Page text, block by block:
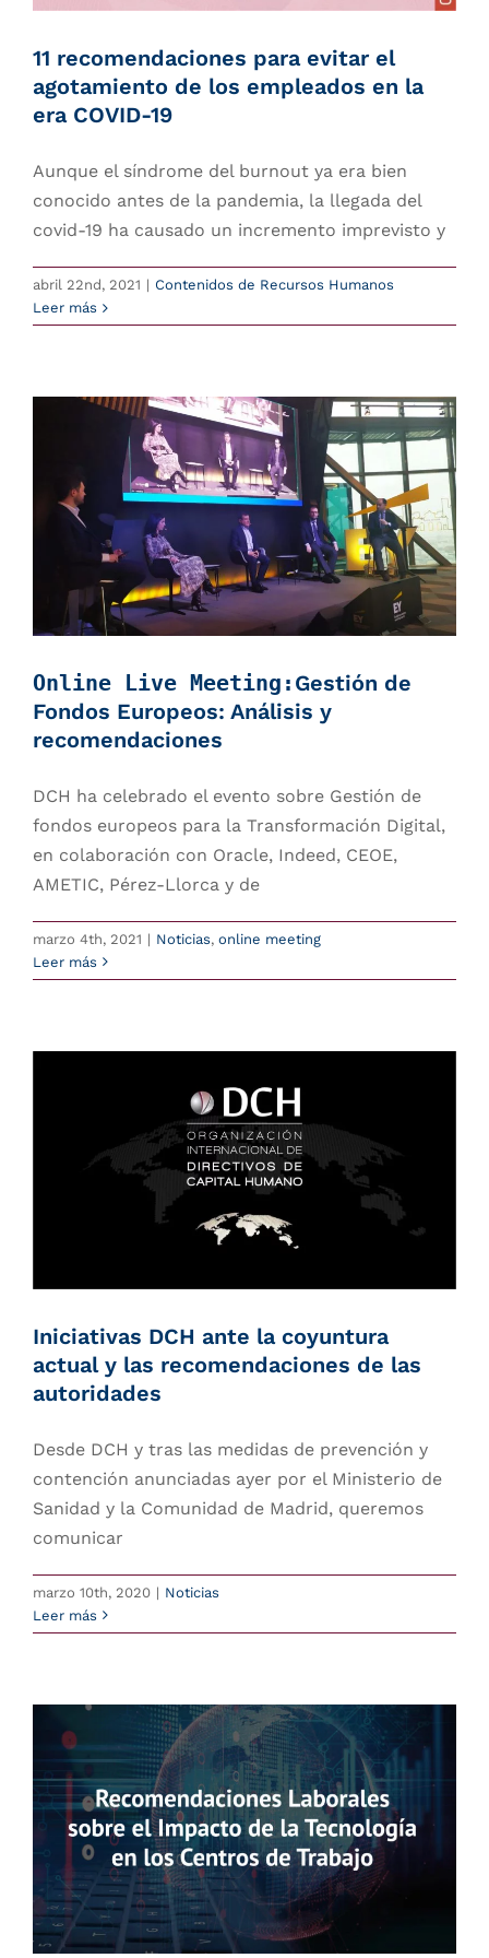
DCH Research
Contacto
login
España
11 recomendaciones para evitar el
agotamiento de los empleados en la
era COVID-19
Aunque el síndrome del burnout ya era bien
conocido antes de la pandemia, la llegada del
covid-19 ha causado un incremento imprevisto y
abril 22nd, 2021 | Contenidos de Recursos Humanos
Leer más
Online Live Meeting: Gestión de
Fondos Europeos: Análisis y
recomendaciones
DCH ha celebrado el evento sobre Gestión de
fondos europeos para la Transformación Digital,
en colaboración con Oracle, Indeed, CEOE,
AMETIC, Pérez-Llorca y de
marzo 4th, 2021 | Noticias, online meeting
Leer más
Iniciativas DCH ante la coyuntura
actual y las recomendaciones de las
autoridades
Desde DCH y tras las medidas de prevención y
contención anunciadas ayer por el Ministerio de
Sanidad y la Comunidad de Madrid, queremos
comunicar
marzo 10th, 2020 | Noticias
Leer más